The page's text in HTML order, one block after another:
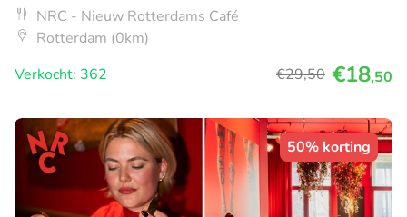
NRC - Nieuw Rotterdams Café
Rotterdam (0km)
Verkocht: 362
€29,50 €18,50
50% korting